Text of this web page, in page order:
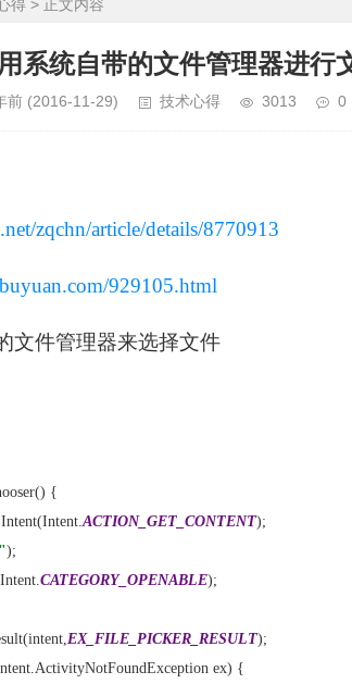
得 > 正文内容
系统自带的文件管理器进行
前 (2016-11-29) 技术心得 3013 0
zqchn/article/details/8770913
929105.html
文件管理器来选择文件
{
Intent(Intent. ACTION_GET_CONTENT);
);
CATEGORY_OPENABLE);
EX_FILE_PICKER_RESULT);
ex) {